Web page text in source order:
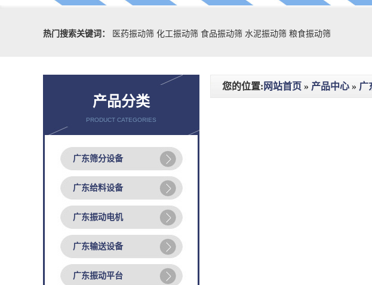
热门搜索关键词：
医药振动筛 化工振动筛 食品振动筛 水泥振动筛 粮食振动筛
产品分类
PRODUCT CATEGORIES
广东筛分设备
广东给料设备
广东振动电机
广东输送设备
广东振动平台
您的位置: 网站首页 » 产品中心 » 广